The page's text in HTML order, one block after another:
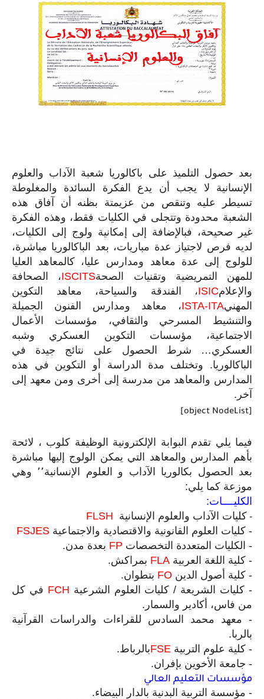
بعد حصول التلميذ على باكالوريا شعبة الآداب والعلوم
الإنسانية لا يجب أن يدع الفكرة السائدة والمغلوطة
تسيطر عليه وتنقص من عزيمتة بظنه أن آفاق هذه
الشعبة محدودة وتتجلى في الكليات فقط، وهذه الفكرة
غير صحيحة، فبالإضافة إلى إمكانية ولوج إلى الكليات،
لديه فرص لاجتياز عدة مباريات، بعد الباكالوريا مباشرة،
للولوج إلى عدة معاهد ومدارس عليا، كالمعاهد العليا
للمهن التمريضية وتقنيات الصحةISCITS، الصحافة
والإعلامISIC، الفندقة والسياحة، معاهد التكوين
المهنيISTA-ITA، معاهد ومدارس الفنون الجميلة
والتنشيط المسرحي والثقافي، مؤسسات الأعمال
الاجتماعية، مؤسسات التكوين العسكري وشبه
العسكري… شرط الحصول على نتائج جيدة في
الباكالوريا. وتختلف مدة الدراسة أو التكوين في هذه
المدارس والمعاهد من مدرسة إلى أخرى ومن معهد إلى
آخر .
[object NodeList]
فيما يلي تقدم البوابة الإلكترونية الوظيفة كلوب ، لائحة
بأهم المدارس والمعاهد التي يمكن الولوج إليها مباشرة
بعد الحصول بكالوريا الآداب و العلوم الإنسانية٬٬ وهي
موزعة كما يلي:
الكليــــات:
- كليات الآداب والعلوم الإنسانية FLSH
- كليات العلوم القانونية والاقتصادية والاجتماعية
- الكليات المتعددة التخصصات FP بعدة مدن.
- كلية اللغة العربية FLA بمراكش.
- كلية أصول الدين FO بتطوان.
- كليات الشريعة / كليات العلوم الشرعية FCH في كل
من فاس، أكادير والسمار .
- معهد محمد السادس للقراءات والدراسات القرآنية
بالربا.
- كلية علوم التربية FSEبالرباط.
- جامعة الأخوين بإفران.
مؤسسات التعليم العالي
- مؤسسة التربية البدنية بالدار البيضاء.